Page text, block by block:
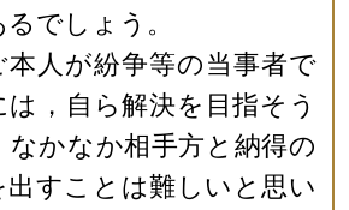
でしょう。
本人が紛争等の当事者で
，自ら解決を目指そう
なかなか相手方と納得の
出すことは難しいと思い